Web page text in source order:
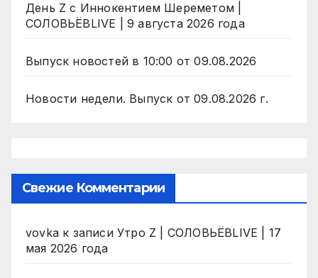
День Z с Иннокентием Шереметом |
СОЛОВЬЁВLIVE | 9 августа 2026 года
Выпуск новостей в 10:00 от 09.08.2026
Новости недели. Выпуск от 09.08.2026 г.
Свежие Комментарии
vovka к записи Утро Z | СОЛОВЬЁВLIVE | 17
мая 2026 года